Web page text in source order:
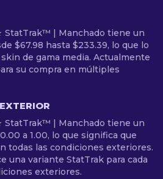
StatTrak™ | Manchado tiene un
$67.98 hasta $233.39, lo que lo
de gama media. Actualmente
su compra en múltiples
StatTrak™ | Manchado tiene un
a 1.00, lo que significa que
todas las condiciones exteriores.
una variante StatTrak para cada
exteriores.